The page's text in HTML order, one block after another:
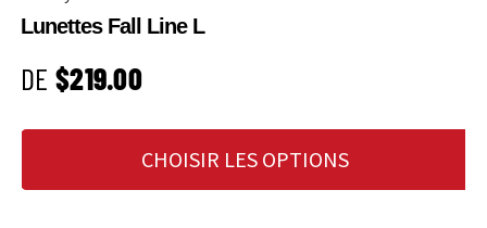
Lunettes Fall Line L
PRIX HABITUEL
DE $219.00
CHOISIR LES OPTIONS